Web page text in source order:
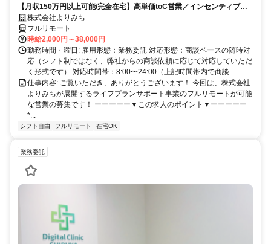
【月収150万円以上可能/完全在宅】高単価toC営業／インセンティブ充
実 株式会社よりみち
フルリモート
時給2,000円～38,000円
勤務時間・曜日: 雇用形態：業務委託 対応形態：商談ベースの随時対
応（シフト制ではなく、弊社からの商談依頼に応じて対応していただ
く形式です） 対応時間帯：8:00〜24:00（上記時間帯内で商談...
仕事内容: ご覧いただき、ありがとうございます！ 今回は、株式会社
よりみちが展開するライフプランサポート事業のフルリモートが可能
な営業の募集です！ ーーーーー▼この求人のポイント▼ーーーーー
*...
シフト自由 フルリモート 在宅OK
業務委託